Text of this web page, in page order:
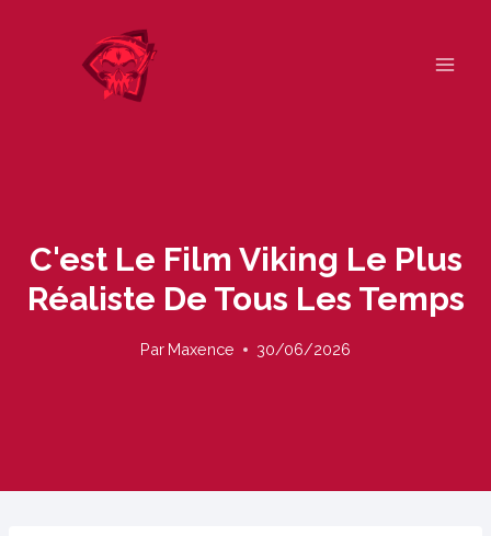
C'est Le Film Viking Le Plus
Réaliste De Tous Les Temps
Par Maxence 30/06/2026